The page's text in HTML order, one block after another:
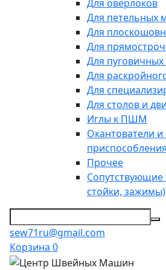
Для оверлоков
Для петельных
Для
Для
Для
Для
Для
Для столов и
Иглы к ПШМ
Окантователи
приспособления
Прочее
Сопутствующие
стойки, зажимы)
sew71ru@gmail.com
Корзина 0